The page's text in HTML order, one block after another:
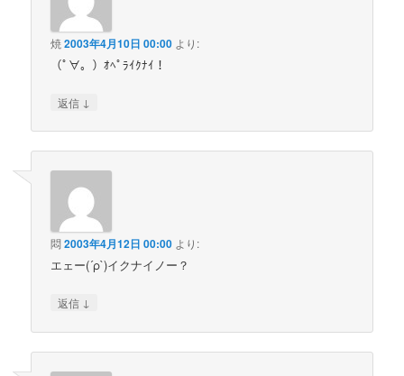
焼2003年4月10日 00:00 より:
（ﾟ∀。）ｵﾍﾟﾗｲｸﾅｲ！
返信 ↓
悶2003年4月12日 00:00 より:
エェー(´ρ`)イクナイノー？
返信 ↓